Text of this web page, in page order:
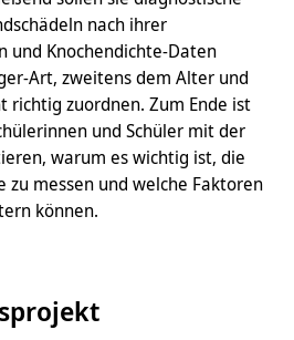
nach ihrer
und Knochendichte-Daten
Art, zweitens dem Alter und
richtig zuordnen. Zum Ende ist
und Schüler mit der
warum es wichtig ist, die
zu messen und welche Faktoren
können.